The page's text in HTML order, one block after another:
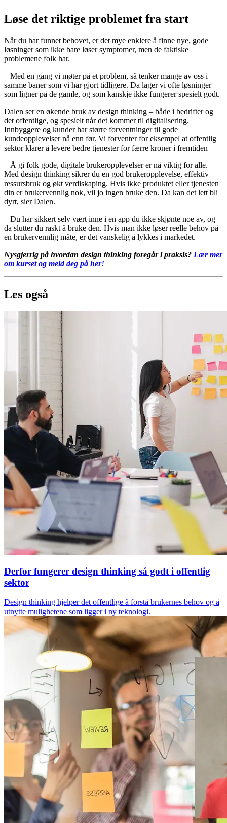
Løse det riktige problemet fra start
Når du har funnet behovet, er det mye enklere å finne nye, gode
løsninger som ikke bare løser symptomer, men de faktiske
problemene folk har.
– Med en gang vi møter på et problem, så tenker mange av oss i
samme baner som vi har gjort tidligere. Da lager vi ofte løsninger
som ligner på de gamle, og som kanskje ikke fungerer spesielt godt.
Dalen ser en økende bruk av design thinking – både i bedrifter og
det offentlige, og spesielt når det kommer til digitalisering.
Innbyggere og kunder har større forventninger til gode
kundeopplevelser nå enn før. Vi forventer for eksempel at offentlig
sektor klarer å levere bedre tjenester for færre kroner i fremtiden
– Å gi folk gode, digitale brukeropplevelser er nå viktig for alle.
Med design thinking sikrer du en god brukeropplevelse, effektiv
ressursbruk og økt verdiskaping. Hvis ikke produktet eller tjenesten
din er brukervennlig nok, vil jo ingen bruke den. Da kan det lett bli
dyrt, sier Dalen.
– Du har sikkert selv vært inne i en app du ikke skjønte noe av, og
da slutter du raskt å bruke den. Hvis man ikke løser reelle behov på
en brukervennlig måte, er det vanskelig å lykkes i markedet.
Nysgjerrig på hvordan design thinking foregår i praksis? Lær mer
om kurset og meld deg på her!
Les også
Derfor fungerer design thinking så godt i offentlig
sektor
Design thinking hjelper det offentlige å forstå brukernes behov og å
utnytte mulighetene som ligger i ny teknologi.